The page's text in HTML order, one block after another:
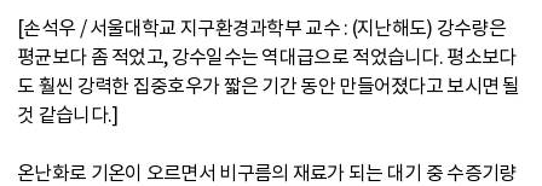
[손석우 / 서울대학교 지구환경과학부 교수 : (지난해도) 강수량은
평균보다 좀 적었고, 강수일수는 역대급으로 적었습니다. 평소보다
도 훨씬 강력한 집중호우가 짧은 기간 동안 만들어졌다고 보시면 될
것 같습니다.]
온난화로 기온이 오르면서 비구름의 재료가 되는 대기 중 수증기량